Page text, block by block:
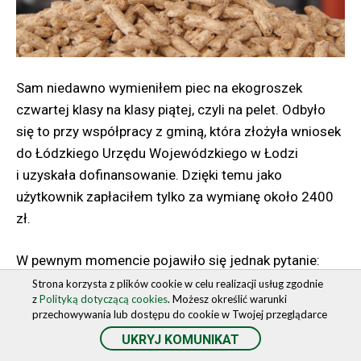
podatku
Od 2022 r.
do 120 000 zł 17% minus kwota
zmniejszająca
podatek
ponad 120 000 zł 15 300 zł plus 32% nad-
wyżki ponad 120 000 zł
Wysokość składki zdrowotnej dla
przedsiębiorców na skali
(oferowanie produktów znanego pochodzenia,
w odpowiednich ilościach, często po niższych
Konsumenci coraz częściej są zainteresowani
możliwością zakupu świeżej żywności,
produkowanej w danym rejonie przez lokalnych
rolników, gdzie nie ma długich łańcuchów dostaw
i pośredników, a zapewnione są bliskie
relacje wytwórców i nabywców. Zatem skupienie
do tego celu miejscu, na dogodnych dla rolników
warunkach leży nie tylko w interesie tej grupy, lecz ma
także wymiar społeczny i zdrowotny.
Taka oznaczona powierzchnia do zbywania polskich
Sam niedawno wymieniłem piec na ekogroszek
czwartej klasy na klasy piątej, czyli na pelet. Odbyło
się to przy współpracy z gminą, która złożyła wniosek
do Łódzkiego Urzędu Wojewódzkiego w Łodzi
i uzyskała dofinansowanie. Dzięki temu jako
użytkownik zapłaciłem tylko za wymianę około 2400
zł.
W pewnym momencie pojawiło się jednak pytanie:
Czy teraz koszt ogrzewania nie będzie wyższy?
Rozważmy to na moim przykładzie. Powierzchnia
do ogrzania to około 220 m2,, w tym budynek
o wymiarach 9,5x10,5 m z użytkowanym poddaszem
Strona korzysta z plików cookie w celu realizacji usług zgodnie
zPolityką dotyczącą cookies. Możesz określić warunki
przechowywania lub dostępu do cookie w Twojej przeglądarce
UKRYJ KOMUNIKAT